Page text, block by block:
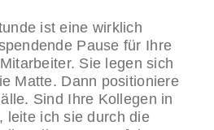
ist eine wirklich
Pause für Ihre
Sie legen sich
Matte. Dann positioniere
Sind Ihre Kollegen in
leite ich sie durch die